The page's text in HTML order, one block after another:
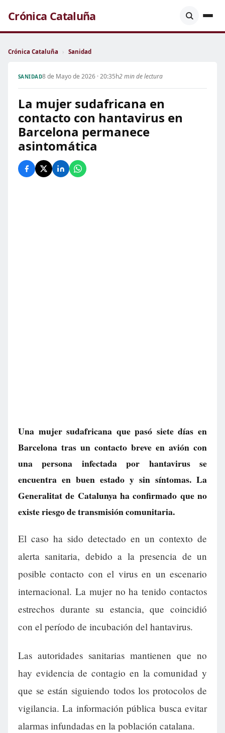
Crónica Cataluña
Crónica Cataluña › Sanidad
SANIDAD8 de Mayo de 2026 · 20:35h2 min de lectura
La mujer sudafricana en
contacto con hantavirus en
Barcelona permanece
asintomática
Una mujer sudafricana que pasó siete días en
Barcelona tras un contacto breve en avión con
una persona infectada por hantavirus se
encuentra en buen estado y sin síntomas. La
Generalitat de Catalunya ha confirmado que no
existe riesgo de transmisión comunitaria.
El caso ha sido detectado en un contexto de
alerta sanitaria, debido a la presencia de un
posible contacto con el virus en un escenario
internacional. La mujer no ha tenido contactos
estrechos durante su estancia, que coincidió
con el período de incubación del hantavirus.
Las autoridades sanitarias mantienen que no
hay evidencia de contagio en la comunidad y
que se están siguiendo todos los protocolos de
vigilancia. La información pública busca evitar
alarmas infundadas en la población catalana.